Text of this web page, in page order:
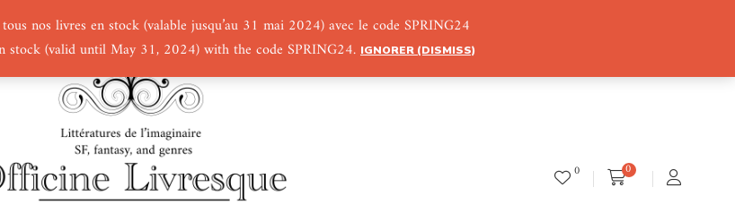
nos livres en stock (valable jusqu’au 31 mai 2024) avec le code SPRING24
stock (valid until May 31, 2024) with the code SPRING24. IGNORER (DISMISS)
0 0